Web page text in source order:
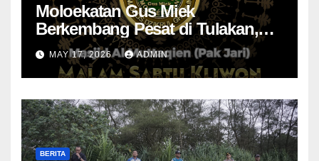
Moloekatan Gus Miek
Berkembang Pesat di Tulakan,
Jamaah Diajak Introspeksi Diri
Lewat Dzikrul Ghofilin
MAY 17, 2026 ADMIN
BERITA